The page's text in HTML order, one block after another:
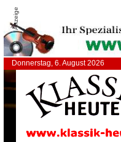
Anzeige
Donnerstag, 6. August 2026